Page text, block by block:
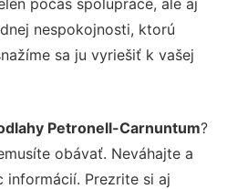
nespokojnosti, ktorú
sa ju vyriešiť k vašej
Petronell-Carnuntum?
obávať. Neváhajte a
informácií. Prezrite si aj